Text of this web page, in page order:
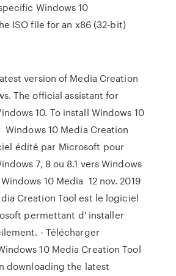
Windows 10
ISO file for an x86 (32-bit)
version of Media Creation
The official assistant for
10. To install Windows 10
10 Media Creation
édité par Microsoft pour
7, 8 ou 8.1 vers Windows
10 Media 12 nov. 2019
Creation Tool est le logiciel
permettant d' installer
- Télécharger
10 Media Creation Tool
downloading the latest